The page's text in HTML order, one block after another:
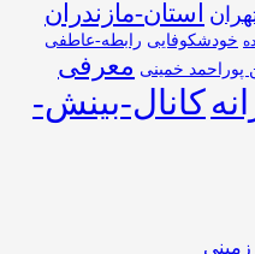
استان-مازندران
خودشکوفایی رابطه-عاطفی
خمینی معرفی
کانال-بینش-